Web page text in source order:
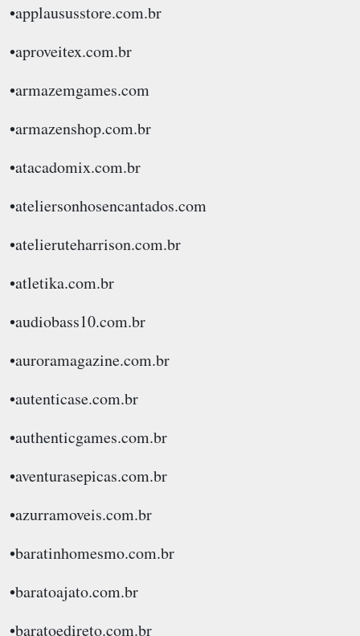
•applaususstore.com.br
•aproveitex.com.br
•armazemgames.com
•armazenshop.com.br
•atacadomix.com.br
•ateliersonhosencantados.com
•atelieruteharrison.com.br
•atletika.com.br
•audiobass10.com.br
•auroramagazine.com.br
•autenticase.com.br
•authenticgames.com.br
•aventurasepicas.com.br
•azurramoveis.com.br
•baratinhomesmo.com.br
•baratoajato.com.br
•baratoedireto.com.br